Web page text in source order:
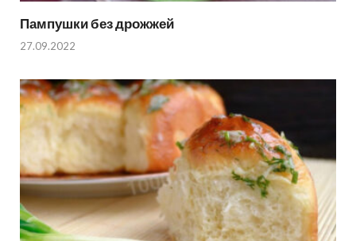
Пампушки без дрожжей
27.09.2022